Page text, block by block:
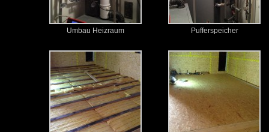
Umbau Heizraum Pufferspeicher